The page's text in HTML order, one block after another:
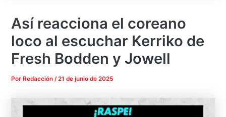
Así reacciona el coreano
loco al escuchar Kerriko de
Fresh Bodden y Jowell
Por Redacción/21 de junio de 2025